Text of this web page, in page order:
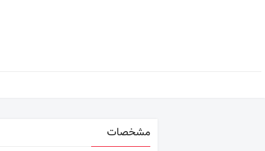
مشخصات